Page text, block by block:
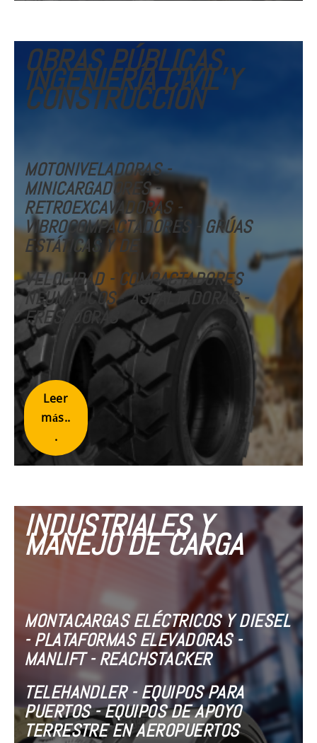
OBRAS PÚBLICAS,
INGENIERÍA CIVIL Y
CONSTRUCCIÓN
MOTONIVELADORAS -
MINICARGADORES -
RETROEXCAVADORAS -
VIBROCOMPACTADORES - GRÚAS
ESTÁTICAS Y DE
VELOCIDAD- COMPACTADORES
NEUMÁTICOS-ASFALTADORAS -
FRESADORAS
Leer
más..
.
INDUSTRIALES Y
MANEJO DE CARGA
MONTACARGAS ELÉCTRICOS Y DIESEL
- PLATAFORMAS ELEVADORAS -
MANLIFT - REACHSTACKER
TELEHANDLER - EQUIPOS PARA
PUERTOS - EQUIPOS DE APOYO
TERRESTRE EN AEROPUERTOS